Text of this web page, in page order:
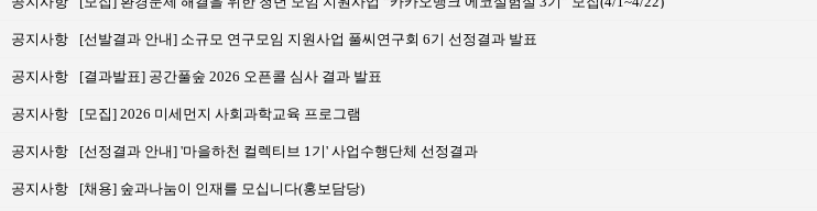
공지사항 [선발결과 안내] 소규모 연구모임 지원사업 풀씨연구회 6기 선정결과 발표
공지사항 [결과발표] 공간풀숲 2026 오픈콜 심사 결과 발표
공지사항 [모집] 2026 미세먼지 사회과학교육 프로그램
공지사항 [선정결과 안내] '마을하천 컬렉티브 1기' 사업수행단체 선정결과
공지사항 [채용] 숲과나눔이 인재를 모십니다(홍보담당)